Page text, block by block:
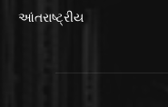
આંતરાષ્ટ્રીય